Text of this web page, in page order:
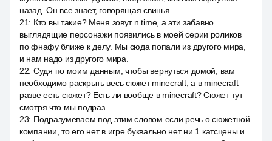
назад. Он все знает, говорящая свинья.
21: Кто вы такие? Меня зовут n time, а эти забавно
выглядящие персонажи появились в моей серии роликов
по фнафу ближе к делу. Мы сюда попали из другого мира,
и нам надо из другого мира.
22: Судя по моим данным, чтобы вернуться домой, вам
необходимо раскрыть весь сюжет minecraft, а в minecraft
разве есть сюжет? Есть ли вообще в minecraft? Сюжет тут
смотря что мы подраз.
23: Подразумеваем под этим словом если речь о сюжетной
компании, то его нет в игре буквально нет ни 1 катсцены и